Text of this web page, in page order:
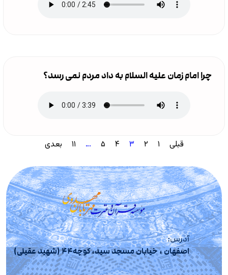
چرا امام زمان علیه السلام به داد مردم نمی رسد؟
قبلی ۱ ۲ ۳ ۴ ۵ … ۱۱ بعدی
آدرس:
اصفهان ، خیابان مسجد سید، کوچه44 (شهید عقیلی)